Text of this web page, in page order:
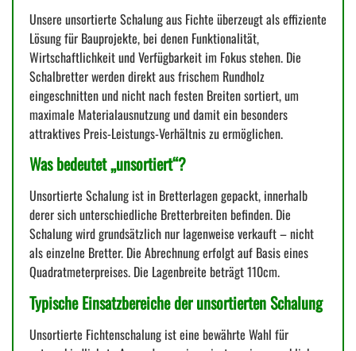
Unsere unsortierte Schalung aus Fichte überzeugt als effiziente
Lösung für Bauprojekte, bei denen Funktionalität,
Wirtschaftlichkeit und Verfügbarkeit im Fokus stehen. Die
Schalbretter werden direkt aus frischem Rundholz
eingeschnitten und nicht nach festen Breiten sortiert, um
maximale Materialausnutzung und damit ein besonders
attraktives Preis-Leistungs-Verhältnis zu ermöglichen.
Was bedeutet „unsortiert“?
Unsortierte Schalung ist in Bretterlagen gepackt, innerhalb
derer sich unterschiedliche Bretterbreiten befinden. Die
Schalung wird grundsätzlich nur lagenweise verkauft – nicht
als einzelne Bretter. Die Abrechnung erfolgt auf Basis eines
Quadratmeterpreises. Die Lagenbreite beträgt 110cm.
Typische Einsatzbereiche der unsortierten Schalung
Unsortierte Fichtenschalung ist eine bewährte Wahl für